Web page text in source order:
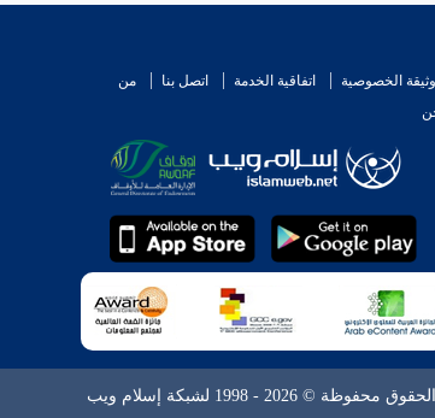
وثيقة الخصوصية اتفاقية الخدمة اتصل بنا
من
محفوظة © 2026 - 1998 لشبكة إسلام ويب